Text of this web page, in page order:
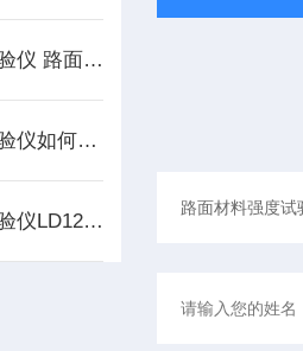
路面材料强度试验仪 路面材料强度测定仪的使用说明
路面材料强度试验仪如何使用
路面材料强度试验仪LD127如何使用